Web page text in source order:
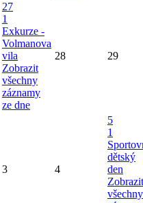
27
1
Exkurze -
Volmanova
vila
Zobrazit
všechny
záznamy
ze dne
28 29
3 4
5
1
dětský
den
Zobrazit
všechny